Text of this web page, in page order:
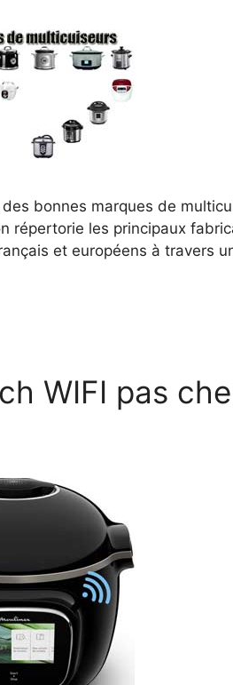
bonnes marques de
répertorie les principaux
et européens à travers
WIFI pas